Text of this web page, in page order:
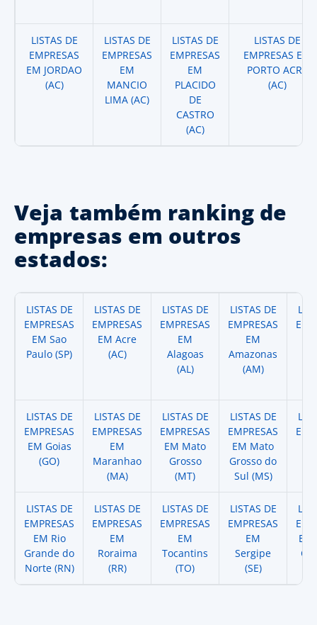
LISTAS DE
EMPRESAS
EM JORDAO
(AC)
LISTAS DE
EMPRESAS
EM
MANCIO
LIMA (AC)
LISTAS DE
EMPRESAS
EM
PLACIDO
DE
CASTRO
(AC)
LISTAS DE
EMPRESAS EM
PORTO ACRE
(AC)
Veja também ranking de
empresas em outros
estados:
LISTAS DE
EMPRESAS
EM Sao
Paulo (SP)
LISTAS DE
EMPRESAS
EM Acre
(AC)
LISTAS DE
EMPRESAS
EM
Alagoas
(AL)
LISTAS DE
EMPRESAS
EM
Amazonas
(AM)
LISTAS DE
EMPRESAS
EM Goias
(GO)
LISTAS DE
EMPRESAS
EM
Maranhao
(MA)
LISTAS DE
EMPRESAS
EM Mato
Grosso
(MT)
LISTAS DE
EMPRESAS
EM Mato
Grosso do
Sul (MS)
LISTAS DE
EMPRESAS
EM Rio
Grande do
Norte (RN)
LISTAS DE
EMPRESAS
EM
Roraima
(RR)
LISTAS DE
EMPRESAS
EM
Tocantins
(TO)
LISTAS DE
EMPRESAS
EM
Sergipe
(SE)
EM